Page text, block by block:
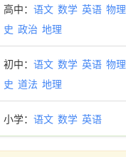
高中： 语文 数学 英语 物理
史 政治 地理
初中： 语文 数学 英语 物理
史 道法 地理
小学： 语文 数学 英语